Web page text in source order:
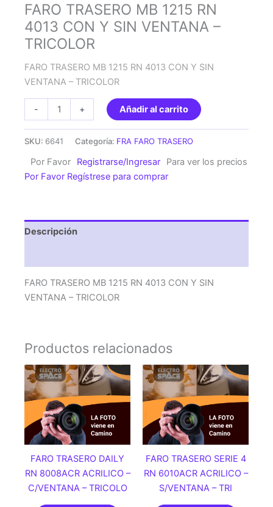
FARO TRASERO MB 1215 RN
4013 CON Y SIN VENTANA –
TRICOLOR
FARO TRASERO MB 1215 RN 4013 CON Y SIN
VENTANA – TRICOLOR
-
TRASERO
RN
4013
SIN
VENTANA
TRICOLOR
cantidad
+ Añadir al carrito
SKU: 6641 Categoría: FRA FARO TRASERO
Por Favor Registrarse/Ingresar
Para ver los precios
Por Favor Regístrese para comprar
Descripción
FARO TRASERO MB 1215 RN 4013 CON Y SIN
VENTANA – TRICOLOR
Productos relacionados
FARO TRASERO DAILY
RN 8008ACR ACRILICO –
C/VENTANA – TRICOLO
FARO TRASERO SERIE 4
RN 6010ACR ACRILICO –
S/VENTANA – TRI